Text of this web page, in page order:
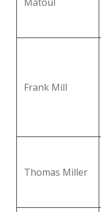
Frank Mill
Thomas Miller